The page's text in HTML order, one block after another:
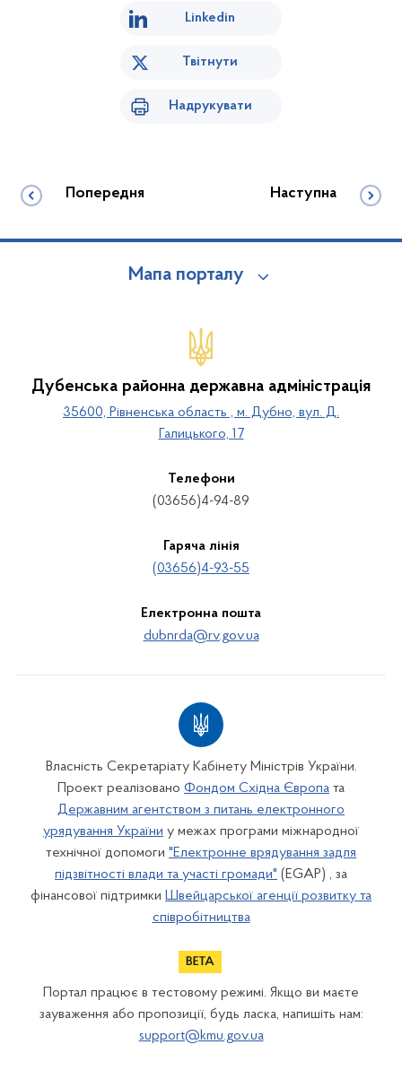
Linkedin
Твітнути
Надрукувати
Попередня Наступна
Мапа порталу
Дубенська районна державна адміністрація
35600, Рівненська область , м. Дубно, вул. Д.
Галицького, 17
Телефони
(03656)4-94-89
Гаряча лінія
(03656)4-93-55
Електронна пошта
dubnrda@rv.gov.ua
Власність Секретаріату Кабінету Міністрів України.
Проект реалізовано Фондом Східна Європа та
Державним агентством з питань електронного
урядування України у межах програми міжнародної
технічної допомоги "Електронне врядування задля
підзвітності влади та участі громади" (EGAP) , за
фінансової підтримки Швейцарської агенції розвитку та
співробітництва
Портал працює в тестовому режимі. Якщо ви маєте
зауваження або пропозиції, будь ласка, напишіть нам:
support@kmu.gov.ua